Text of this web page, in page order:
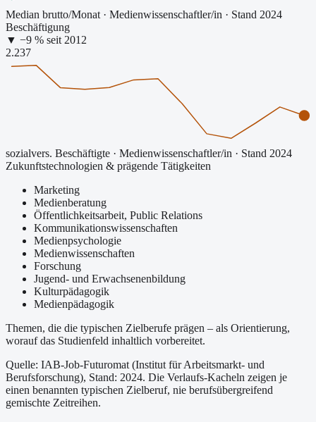
Median brutto/Monat · Medienwissenschaftler/in · Stand 2024
Beschäftigung
▼ −9 % seit 2012
2.237
sozialvers. Beschäftigte · Medienwissenschaftler/in · Stand 2024
Zukunftstechnologien & prägende Tätigkeiten
Marketing
Medienberatung
Öffentlichkeitsarbeit, Public Relations
Kommunikationswissenschaften
Medienpsychologie
Medienwissenschaften
Forschung
Jugend- und Erwachsenenbildung
Kulturpädagogik
Medienpädagogik
Themen, die die typischen Zielberufe prägen – als Orientierung,
worauf das Studienfeld inhaltlich vorbereitet.
Quelle: IAB-Job-Futuromat (Institut für Arbeitsmarkt- und
Berufsforschung), Stand: 2024. Die Verlaufs-Kacheln zeigen je
einen benannten typischen Zielberuf, nie berufsübergreifend
gemischte Zeitreihen.